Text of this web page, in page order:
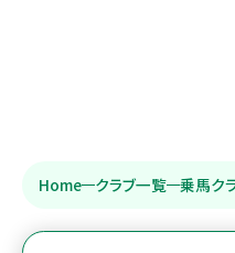
Home クラブ一覧 乗馬ク